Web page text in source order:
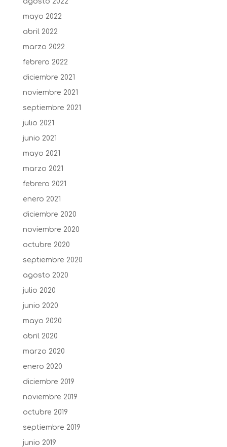
mayo 2022
abril 2022
marzo 2022
febrero 2022
diciembre 2021
noviembre 2021
septiembre 2021
julio 2021
junio 2021
mayo 2021
marzo 2021
febrero 2021
enero 2021
diciembre 2020
noviembre 2020
octubre 2020
septiembre 2020
agosto 2020
julio 2020
junio 2020
mayo 2020
abril 2020
marzo 2020
enero 2020
diciembre 2019
noviembre 2019
octubre 2019
septiembre 2019
junio 2019